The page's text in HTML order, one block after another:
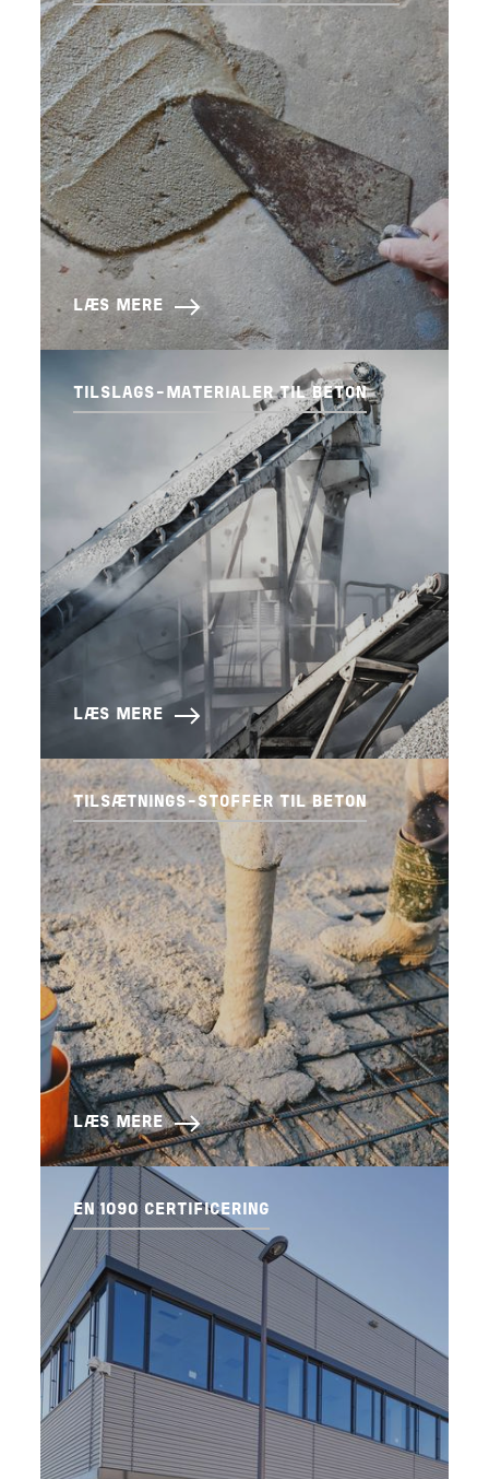
LÆS MERE
TILSLAGS-MATERIALER TIL BETON
LÆS MERE
TILSÆTNINGS-STOFFER TIL BETON
LÆS MERE
EN 1090 CERTIFICERING